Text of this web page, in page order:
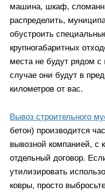
машина, шкаф,
распределить,
обустроить
крупногабаритных
места не будут рядом
случае они будут в
километров от вас.
Вывоз строительного
бетон) производится
вывозной компанией, с
отдельный договор.
утилизировать
ковры, просто